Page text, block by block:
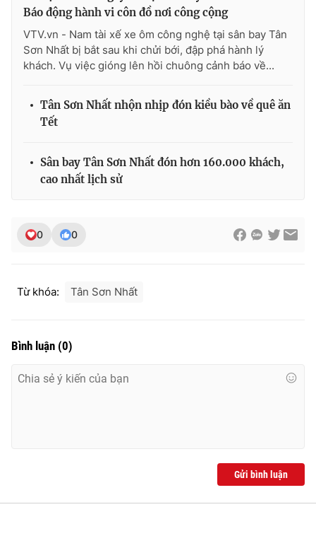
Ðiện thoại Thời báo VTV:024.66 897 897
toasoan@vtv.vn
Liên hệ quảng cáo: 024-7300.7108
Báo động hành vi côn đồ nơi công cộng
VTV.vn - Nam tài xế xe ôm công nghệ tại sân bay Tân
Sơn Nhất bị bắt sau khi chửi bới, đập phá hành lý
khách. Vụ việc gióng lên hồi chuông cảnh báo về...
Tân Sơn Nhất nhộn nhịp đón kiều bào về quê ăn
Tết
Sân bay Tân Sơn Nhất đón hơn 160.000 khách,
cao nhất lịch sử
0 0
Từ khóa: Tân Sơn Nhất
Bình luận (0)
Gửi bình luận